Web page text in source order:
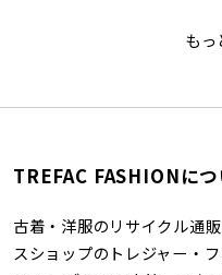
もっ
TREFAC FASHIONにつ
古着・洋服のリサイクル通
スショップのトレジャー・